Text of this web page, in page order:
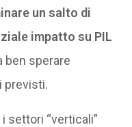
un salto di
impatto su PIL
ben sperare
previsti.
settori “verticali”